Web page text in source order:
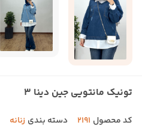
تونیک مانتویی جین دینا 3
کد محصول 2191 دسته بندی زنانه